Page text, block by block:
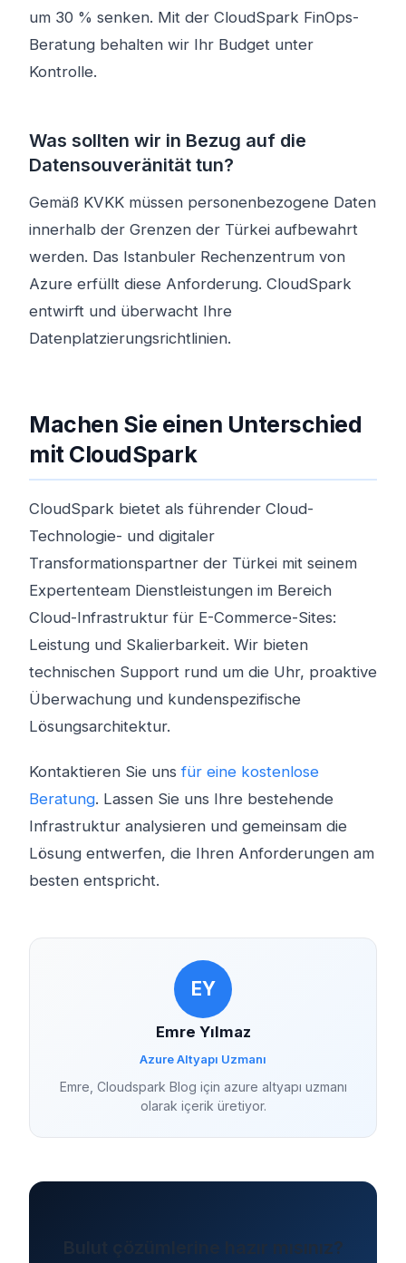
um 30 % senken. Mit der CloudSpark FinOps-
Beratung behalten wir Ihr Budget unter
Kontrolle.
Was sollten wir in Bezug auf die
Datensouveränität tun?
Gemäß KVKK müssen personenbezogene Daten
innerhalb der Grenzen der Türkei aufbewahrt
werden. Das Istanbuler Rechenzentrum von
Azure erfüllt diese Anforderung. CloudSpark
entwirft und überwacht Ihre
Datenplatzierungsrichtlinien.
Machen Sie einen Unterschied
mit CloudSpark
CloudSpark bietet als führender Cloud-
Technologie- und digitaler
Transformationspartner der Türkei mit seinem
Expertenteam Dienstleistungen im Bereich
Cloud-Infrastruktur für E-Commerce-Sites:
Leistung und Skalierbarkeit. Wir bieten
technischen Support rund um die Uhr, proaktive
Überwachung und kundenspezifische
Lösungsarchitektur.
Kontaktieren Sie unsfür eine kostenlose
Beratung. Lassen Sie uns Ihre bestehende
Infrastruktur analysieren und gemeinsam die
Lösung entwerfen, die Ihren Anforderungen am
besten entspricht.
EY
Emre Yılmaz
Azure Altyapı Uzmanı
Emre, Cloudspark Blog için azure altyapı uzmanı
olarak içerik üretiyor.
Bulut çözümlerine hazır mısınız?